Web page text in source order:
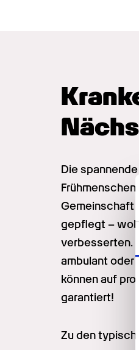
Die
Frühmenschen
Gemeinschaft
gepflegt –
verbesserten.
ambulant oder
können auf
garantiert!
Zu den